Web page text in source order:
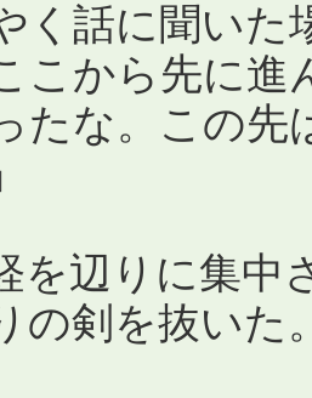
く話に聞い
こから先に
たな。この先
辺りに集中
の剣を抜いた